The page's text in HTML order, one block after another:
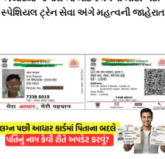
સ્પેશિયલ ટ્રેન સેવા અંગે મહત્વની જાહેરાત